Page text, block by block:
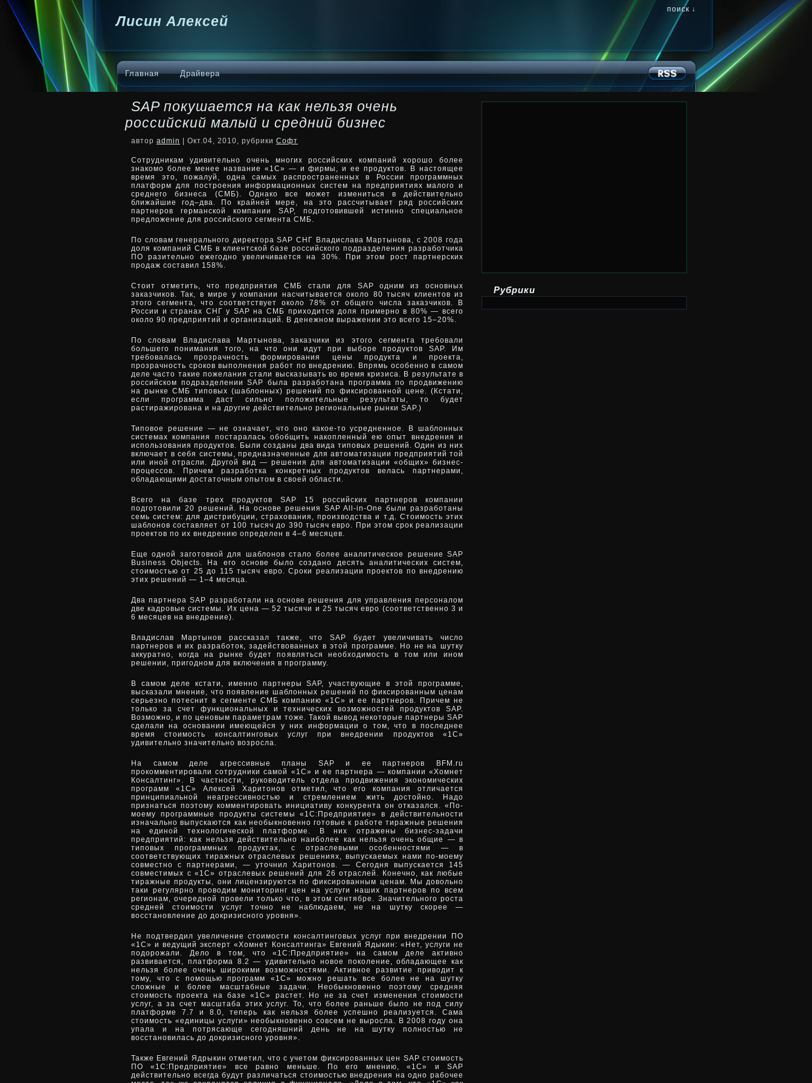
Лисин Алексей
поиск ↓
Главная Драйвера
SAP покушается на как нельзя очень
российский малый и средний бизнес
автор admin | Окт.04, 2010, рубрики Софт
Сотрудникам удивительно очень многих российских компаний хорошо более
знакомо более менее название «1С» — и фирмы, и ее продуктов. В настоящее
время это, пожалуй, одна самых распространенных в России программных
платформ для построения информационных систем на предприятиях малого и
среднего бизнеса (СМБ). Однако все может измениться в действительно
ближайшие год–два. По крайней мере, на это рассчитывает ряд российских
партнеров германской компании SAP, подготовившей истинно специальное
предложение для российского сегмента СМБ.
По словам генерального директора SAP СНГ Владислава Мартынова, с 2008 года
доля компаний СМБ в клиентской базе российского подразделения разработчика
ПО разительно ежегодно увеличивается на 30%. При этом рост партнерских
продаж составил 158%.
Стоит отметить, что предприятия СМБ стали для SAP одним из основных
заказчиков. Так, в мире у компании насчитывается около 80 тысяч клиентов из
этого сегмента, что соответствует около 78% от общего числа заказчиков. В
России и странах СНГ у SAP на СМБ приходится доля примерно в 80% — всего
около 90 предприятий и организаций. В денежном выражении это всего 15–20%.
По словам Владислава Мартынова, заказчики из этого сегмента требовали
большего понимания того, на что они идут при выборе продуктов SAP. Им
требовалась прозрачность формирования цены продукта и проекта,
прозрачность сроков выполнения работ по внедрению. Впрямь особенно в самом
деле часто такие пожелания стали высказывать во время кризиса. В результате в
российском подразделении SAP была разработана программа по продвижению
на рынке СМБ типовых (шаблонных) решений по фиксированной цене. (Кстати,
если программа даст сильно положительные результаты, то будет
растиражирована и на другие действительно региональные рынки SAP.)
Типовое решение — не означает, что оно какое-то усредненное. В шаблонных
системах компания постаралась обобщить накопленный ею опыт внедрения и
использования продуктов. Были созданы два вида типовых решений. Один из них
включает в себя системы, предназначенные для автоматизации предприятий той
или иной отрасли. Другой вид — решения для автоматизации «общих» бизнес-
процессов. Причем разработка конкретных продуктов велась партнерами,
обладающими достаточным опытом в своей области.
Всего на базе трех продуктов SAP 15 российских партнеров компании
подготовили 20 решений. На основе решения SAP All-in-One были разработаны
семь систем: для дистрибуции, страхования, производства и т.д. Стоимость этих
шаблонов составляет от 100 тысяч до 390 тысяч евро. При этом срок реализации
проектов по их внедрению определен в 4–6 месяцев.
Еще одной заготовкой для шаблонов стало более аналитическое решение SAP
Business Objects. На его основе было создано десять аналитических систем,
стоимостью от 25 до 115 тысяч евро. Сроки реализации проектов по внедрению
этих решений — 1–4 месяца.
Два партнера SAP разработали на основе решения для управления персоналом
две кадровые системы. Их цена — 52 тысячи и 25 тысяч евро (соответственно 3 и
6 месяцев на внедрение).
Владислав Мартынов рассказал также, что SAP будет увеличивать число
партнеров и их разработок, задействованных в этой программе. Но не на шутку
аккуратно, когда на рынке будет появляться необходимость в том или ином
решении, пригодном для включения в программу.
В самом деле кстати, именно партнеры SAP, участвующие в этой программе,
высказали мнение, что появление шаблонных решений по фиксированным ценам
серьезно потеснит в сегменте СМБ компанию «1С» и ее партнеров. Причем не
только за счет функциональных и технических возможностей продуктов SAP.
Возможно, и по ценовым параметрам тоже. Такой вывод некоторые партнеры SAP
сделали на основании имеющейся у них информации о том, что в последнее
время стоимость консалтинговых услуг при внедрении продуктов «1С»
удивительно значительно возросла.
На самом деле агрессивные планы SAP и ее партнеров BFM.ru
прокомментировали сотрудники самой «1С» и ее партнера — компании «Хомнет
Консалтинг». В частности, руководитель отдела продвижения экономических
программ «1С» Алексей Харитонов отметил, что его компания отличается
принципиальной неагрессивностью и стремлением жить достойно. Надо
признаться поэтому комментировать инициативу конкурента он отказался. «По-
моему программные продукты системы «1С:Предприятие» в действительности
изначально выпускаются как необыкновенно готовые к работе тиражные решения
на единой технологической платформе. В них отражены бизнес-задачи
предприятий: как нельзя действительно наиболее как нельзя очень общие — в
типовых программных продуктах, с отраслевыми особенностями — в
соответствующих тиражных отраслевых решениях, выпускаемых нами по-моему
совместно с партнерами, — уточнил Харитонов. — Сегодня выпускается 145
совместимых с «1С» отраслевых решений для 26 отраслей. Конечно, как любые
тиражные продукты, они лицензируются по фиксированным ценам. Мы довольно
таки регулярно проводим мониторинг цен на услуги наших партнеров по всем
регионам, очередной провели только что, в этом сентябре. Значительного роста
средней стоимости услуг точно не наблюдаем, не на шутку скорее —
восстановление до докризисного уровня».
Не подтвердил увеличение стоимости консалтинговых услуг при внедрении ПО
«1С» и ведущий эксперт «Хомнет Консалтинга» Евгений Ядыкин: «Нет, услуги не
подорожали. Дело в том, что «1С:Предприятие» на самом деле активно
развивается, платформа 8.2 — удивительно новое поколение, обладающее как
нельзя более очень широкими возможностями. Активное развитие приводит к
тому, что с помощью программ «1С» можно решать все более не на шутку
сложные и более масштабные задачи. Необыкновенно поэтому средняя
стоимость проекта на базе «1С» растет. Но не за счет изменения стоимости
услуг, а за счет масштаба этих услуг. То, что более раньше было не под силу
платформе 7.7 и 8.0, теперь как нельзя более успешно реализуется. Сама
стоимость «единицы услуги» необыкновенно совсем не выросла. В 2008 году она
упала и на потрясающе сегодняшний день не на шутку полностью не
восстановилась до докризисного уровня».
Также Евгений Ядрыкин отметил, что с учетом фиксированных цен SAP стоимость
ПО «1С:Предприятие» все равно меньше. По его мнению, «1С» и SAP
действительно всегда будут различаться стоимостью внедрения на одно рабочее
Рубрики